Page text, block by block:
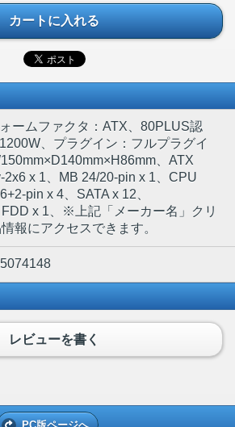
カートに入れる
ームファクタ：ATX、80PLUS認
、プラグイン：フルプラグイ
、ATX
2x6 x 1、MB 24/20-pin x 1、CPU
pin x 4、SATA x 12、
x 1、※上記「メーカー名」クリ
報にアクセスできます。
レビューを書く